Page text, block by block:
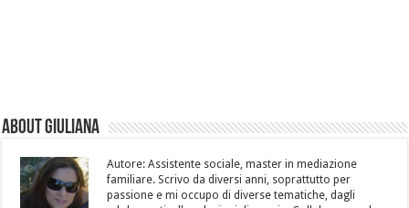
About Giuliana
Autore: Assistente sociale, master in mediazione
familiare. Scrivo da diversi anni, soprattutto per
passione e mi occupo di diverse tematiche, dagli